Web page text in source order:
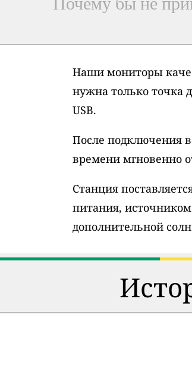
Наши мониторы
нужна только точка
USB.
После подключения
времени мгновенно
Станция
питания,
дополнительной